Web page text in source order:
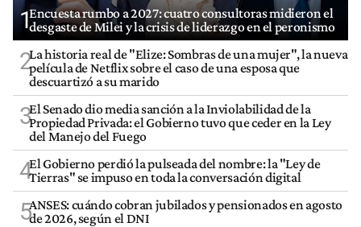
1Encuesta rumbo a 2027: cuatro consultoras midieron el
desgaste de Milei y la crisis de liderazgo en el peronismo
2La historia real de "Elize: Sombras de una mujer", la nueva
película de Netflix sobre el caso de una esposa que
descuartizó a su marido
3El Senado dio media sanción a la Inviolabilidad de la
Propiedad Privada: el Gobierno tuvo que ceder en la Ley
del Manejo del Fuego
4El Gobierno perdió la pulseada del nombre: la "Ley de
Tierras" se impuso en toda la conversación digital
5ANSES: cuándo cobran jubilados y pensionados en agosto
de 2026, según el DNI